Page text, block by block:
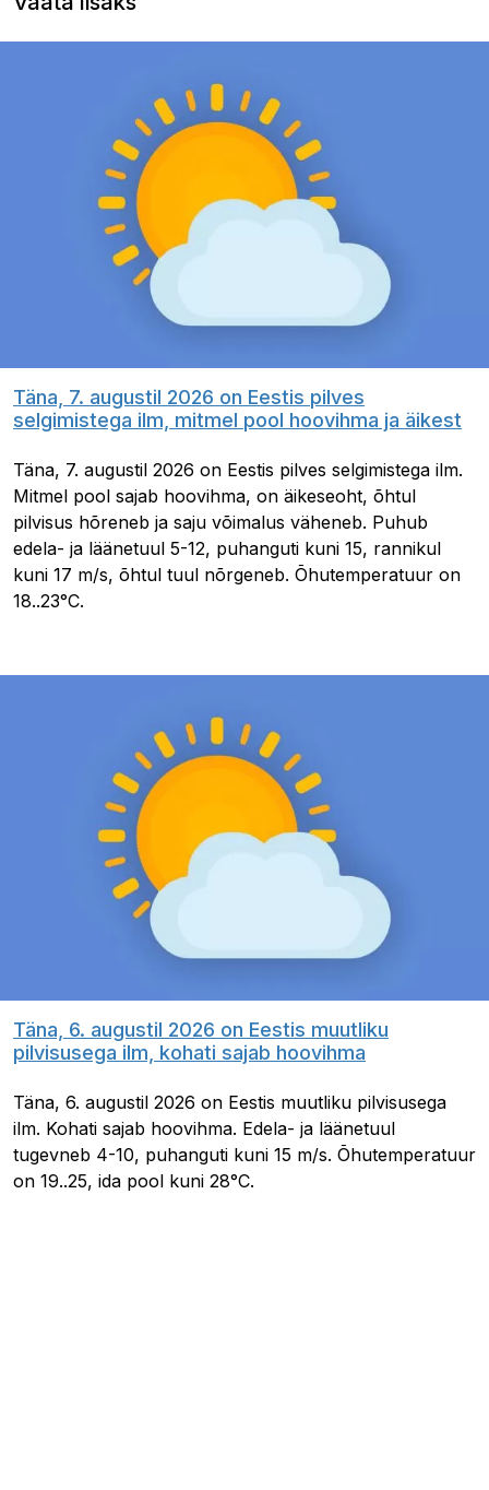
Täna, 7. augustil 2026 on Eestis pilves
selgimistega ilm, mitmel pool hoovihma ja äikest
Täna, 7. augustil 2026 on Eestis pilves selgimistega ilm.
Mitmel pool sajab hoovihma, on äikeseoht, õhtul
pilvisus hõreneb ja saju võimalus väheneb. Puhub
edela- ja läänetuul 5-12, puhanguti kuni 15, rannikul
kuni 17 m/s, õhtul tuul nõrgeneb. Õhutemperatuur on
18..23°C.
Täna, 6. augustil 2026 on Eestis muutliku
pilvisusega ilm, kohati sajab hoovihma
Täna, 6. augustil 2026 on Eestis muutliku pilvisusega
ilm. Kohati sajab hoovihma. Edela- ja läänetuul
tugevneb 4-10, puhanguti kuni 15 m/s. Õhutemperatuur
on 19..25, ida pool kuni 28°C.